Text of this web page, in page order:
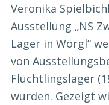
Veronika
Ausstellung „NS
Lager in Wörgl“
von
Flüchtlingslager
wurden. Gezeigt